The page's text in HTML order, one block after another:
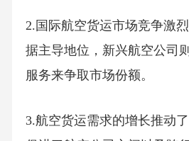
2.国际航空货运市场竞争激
据主导地位，新兴航空公司
服务来争取市场份额。
3.航空货运需求的增长推动